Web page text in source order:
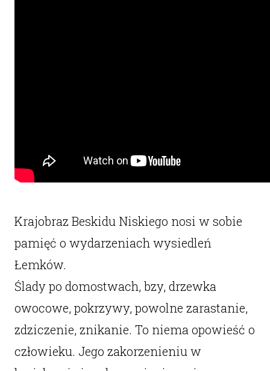
Krajobraz Beskidu Niskiego nosi w sobie
pamięć o wydarzeniach wysiedleń
Łemków.
Ślady po domostwach, bzy, drzewka
owocowe, pokrzywy, powolne zarastanie,
zdziczenie, znikanie. To niema opowieść o
człowieku. Jego zakorzenieniu w